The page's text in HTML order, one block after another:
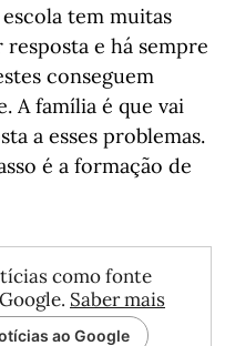
tem muitas
e há sempre
conseguem
A família é que vai
a esses problemas.
é a formação de
como fonte
Saber mais
ao Google